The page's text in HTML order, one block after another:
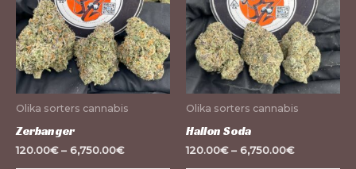
Olika sorters cannabis
Zerbanger
120.00€– 6,750.00€
har
flera
varianter.
Olika sorters cannabis
Hallon Soda
120.00€– 6,750.00€
De